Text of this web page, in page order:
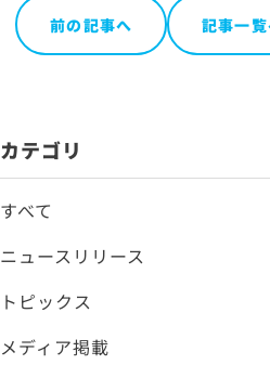
前の記事へ 記事一
カテゴリ
すべて
ニュースリリース
トピックス
メディア掲載